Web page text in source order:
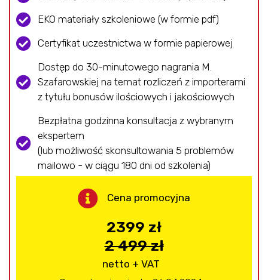
EKO materiały szkoleniowe (w formie pdf)
Certyfikat uczestnictwa w formie papierowej
Dostęp do 30-minutowego nagrania M.
Szafarowskiej na temat rozliczeń z importerami
z tytułu bonusów ilościowych i jakościowych
Bezpłatna godzinna konsultacja z wybranym
ekspertem
(lub możliwość skonsultowania 5 problemów
mailowo - w ciągu 180 dni od szkolenia)
Cena promocyjna
2399 zł
2 499 zł
netto + VAT